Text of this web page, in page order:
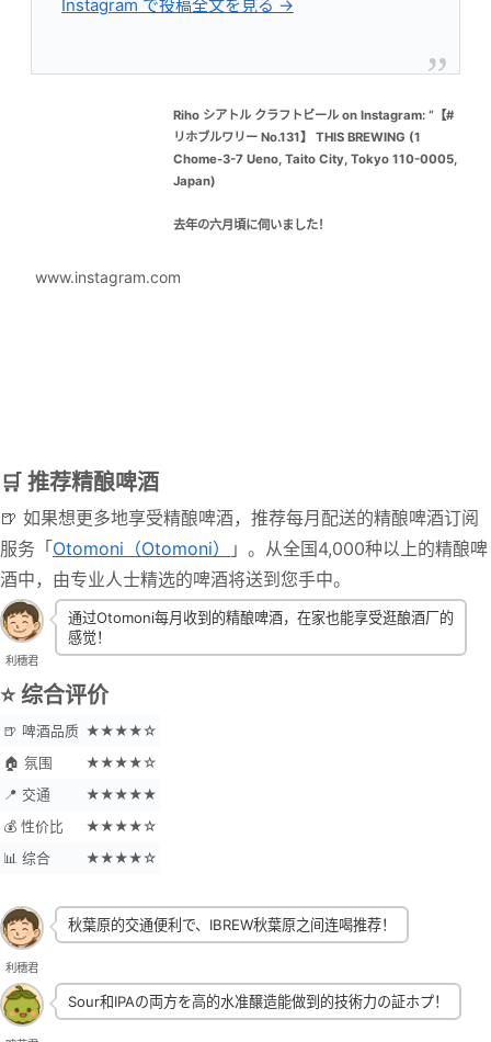
Instagram で投稿全文を見る →
Riho シアトル クラフトビール on Instagram: “【#
リホブルワリー No.131】 THIS BREWING (1
Chome-3-7 Ueno, Taito City, Tokyo 110-0005,
Japan)
去年の六月頃に伺いました！
的カリフォルニアスタイルで、暑い夏にごくごくい
ホブルワリー No.131】 THIS BREWING (1 Chome-3-7 Ueno,
www.instagram.com
🛒 推荐精酿啤酒
🍺 如果想更多地享受精酿啤酒，推荐每月配送的精酿啤酒订阅
服务「Otomoni（Otomoni）
」。从全国4,000种以上的精酿啤
酒中，由专业人士精选的啤酒将送到您手中。
利穗君
通过Otomoni每月收到的精酿啤酒，在家也能享受逛酿酒厂的
感觉！
⭐ 综合评价
🍺 啤酒品质 ★★★★☆
🏠 氛围
★★★★☆
📍 交通
★★★★★
💰 性价比
★★★★☆
📊 综合
★★★★☆
利穗君
秋葉原的交通便利で、IBREW秋葉原之间连喝推荐！
Sour和IPAの両方を高的水准醸造能做到的技術力の証ホプ！